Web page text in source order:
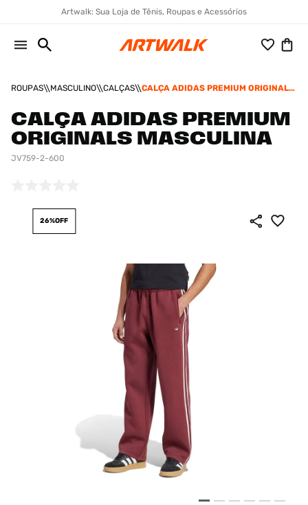
Artwalk: Sua Loja de Tênis, Roupas e Acessórios
ROUPAS MASCULINO CALÇAS
CALÇA ADIDAS PREMIUM ORIGINALS
CALÇA ADIDAS PREMIUM
ORIGINALS MASCULINA
JV759-2-600
26%OFF